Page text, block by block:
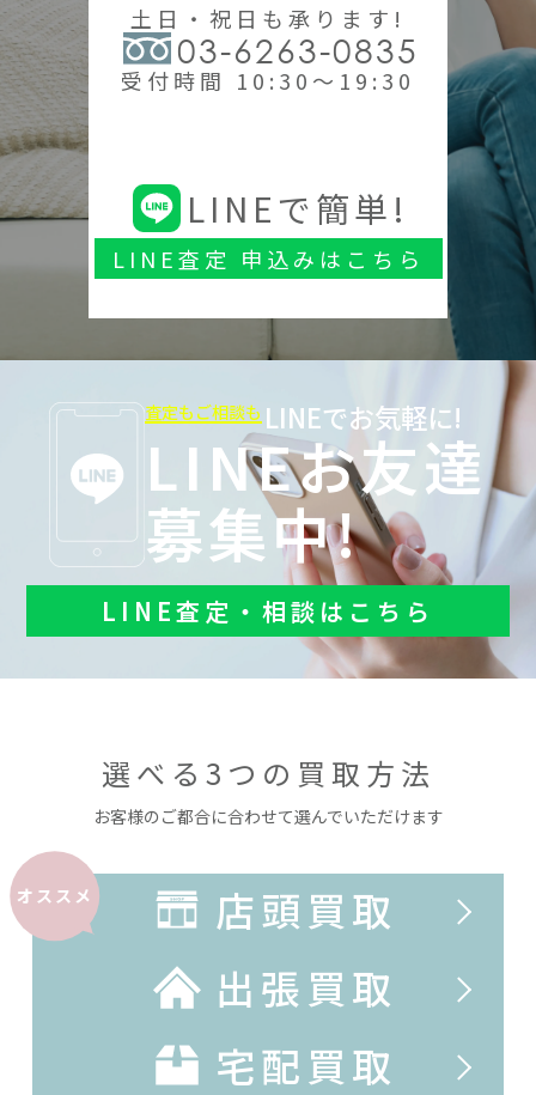
土日・祝日も承ります!
03-6263-0835
受付時間 10:30～19:30
LINEで簡単!
LINE査定 申込みはこちら
査定もご相談も LINEでお気軽に!
LINEお友達
募集中!
LINE査定・相談はこちら
選べる3つの買取方法
お客様のご都合に合わせて選んでいただけます
オススメ
店頭買取
出張買取
宅配買取